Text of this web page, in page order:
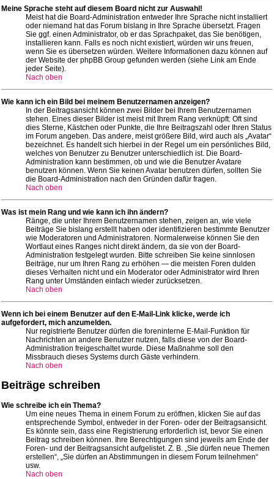
Meine Sprache steht auf diesem Board nicht zur Auswahl!
Meist hat die Board-Administration entweder Ihre Sprache nicht installiert
oder niemand hat das Forum bislang in Ihre Sprache übersetzt. Fragen
Sie ggf. einen Administrator, ob er das Sprachpaket, das Sie benötigen,
installieren kann. Falls es noch nicht existiert, würden wir uns freuen,
wenn Sie es übersetzen würden. Weitere Informationen dazu können auf
der Website der phpBB Group gefunden werden (siehe Link am Ende
jeder Seite).
Nach oben
Wie kann ich ein Bild bei meinem Benutzernamen anzeigen?
In der Beitragsansicht können zwei Bilder bei Ihrem Benutzernamen
stehen. Eines dieser Bilder ist meist mit Ihrem Rang verknüpft: Oft sind
dies Sterne, Kästchen oder Punkte, die Ihre Beitragszahl oder Ihren Status
im Forum angeben. Das andere, meist größere Bild, wird auch als „Avatar“
bezeichnet. Es handelt sich hierbei in der Regel um ein persönliches Bild,
welches von Benutzer zu Benutzer unterschiedlich ist. Die Board-
Administration kann bestimmen, ob und wie die Benutzer Avatare
benutzen können. Wenn Sie keinen Avatar benutzen dürfen, sollten Sie
die Board-Administration nach den Gründen dafür fragen.
Nach oben
Was ist mein Rang und wie kann ich ihn ändern?
Ränge, die unter Ihrem Benutzernamen stehen, zeigen an, wie viele
Beiträge Sie bislang erstellt haben oder identifizieren bestimmte Benutzer
wie Moderatoren und Administratoren. Normalerweise können Sie den
Wortlaut eines Ranges nicht direkt ändern, da sie von der Board-
Administration festgelegt wurden. Bitte schreiben Sie keine sinnlosen
Beiträge, nur um Ihren Rang zu erhöhen — die meisten Foren dulden
dieses Verhalten nicht und ein Moderator oder Administrator wird Ihren
Rang unter Umständen einfach wieder zurücksetzen.
Nach oben
Wenn ich bei einem Benutzer auf den E-Mail-Link klicke, werde ich
aufgefordert, mich anzumelden.
Nur registrierte Benutzer dürfen die foreninterne E-Mail-Funktion für
Nachrichten an andere Benutzer nutzen, falls diese von der Board-
Administration freigeschaltet wurde. Diese Maßnahme soll den
Missbrauch dieses Systems durch Gäste verhindern.
Nach oben
Beiträge schreiben
Wie schreibe ich ein Thema?
Um eine neues Thema in einem Forum zu eröffnen, klicken Sie auf das
entsprechende Symbol, entweder in der Foren- oder der Beitragsansicht.
Es könnte sein, dass eine Registrierung erforderlich ist, bevor Sie einen
Beitrag schreiben können. Ihre Berechtigungen sind jeweils am Ende der
Foren- und der Beitragsansicht aufgelistet. Z. B. „Sie dürfen neue Themen
erstellen“, „Sie dürfen an Abstimmungen in diesem Forum teilnehmen“
usw.
Nach oben